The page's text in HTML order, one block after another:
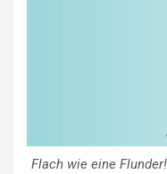
Flach wie eine